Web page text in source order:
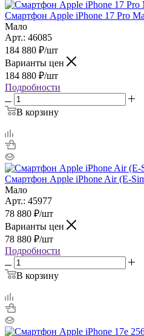
Смартфон Apple iPhone 17 Pro
Мало
Арт.: 46085
184 880 ₽/шт
Варианты цен
184 880 ₽/шт
Подробности
В корзину
Смартфон Apple iPhone Air (E-
Мало
Арт.: 45977
78 880 ₽/шт
Варианты цен
78 880 ₽/шт
Подробности
В корзину